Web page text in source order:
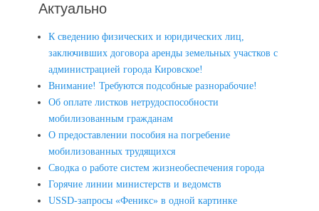
Актуально
К сведению физических и юридических лиц,
заключивших договора аренды земельных участков с
администрацией города Кировское!
Внимание! Требуются подсобные разнорабочие!
Об оплате листков нетрудоспособности
мобилизованным гражданам
О предоставлении пособия на погребение
мобилизованных трудящихся
Сводка о работе систем жизнеобеспечения города
Горячие линии министерств и ведомств
USSD-запросы «Феникс» в одной картинке